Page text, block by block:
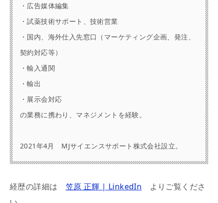
・広告媒体編集
・試薬技術サポート、技術営業
・国内、海外仕入先窓口（マーケティング企画、発注、
契約対応等）
・輸入通関
・輸出
・展示会対応
の業務に携わり、マネジメントを経験。
2021年4月 MJサイエンスサポート株式会社設立。
経歴の詳細は 笠原 正輝 | LinkedIn よりご覧くださ